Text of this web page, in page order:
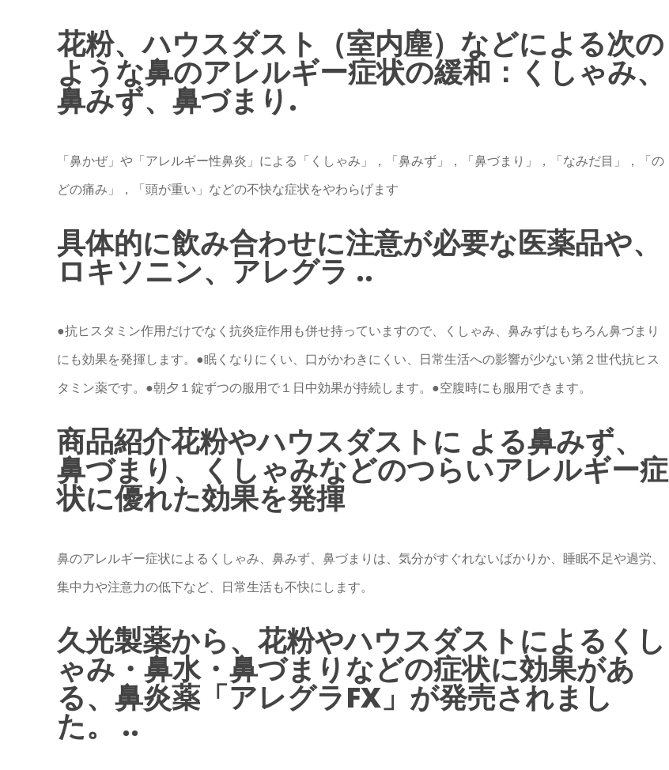
花粉、ハウスダスト（室内塵）などによる次の
ような鼻のアレルギー症状の緩和：くしゃみ、
鼻みず、鼻づまり.
「鼻かぜ」や「アレルギー性鼻炎」による「くしゃみ」，「鼻みず」，「鼻づまり」，「なみだ目」，「の
どの痛み」，「頭が重い」などの不快な症状をやわらげます
具体的に飲み合わせに注意が必要な医薬品や、
ロキソニン、アレグラ ..
●抗ヒスタミン作用だけでなく抗炎症作用も併せ持っていますので、くしゃみ、鼻みずはもちろん鼻づまり
にも効果を発揮します。●眠くなりにくい、口がかわきにくい、日常生活への影響が少ない第２世代抗ヒス
タミン薬です。●朝夕１錠ずつの服用で１日中効果が持続します。●空腹時にも服用できます。
商品紹介花粉やハウスダストに よる鼻みず、
鼻づまり、くしゃみなどのつらいアレルギー症
状に優れた効果を発揮
鼻のアレルギー症状によるくしゃみ、鼻みず、鼻づまりは、気分がすぐれないばかりか、睡眠不足や過労、
集中力や注意力の低下など、日常生活も不快にします。
久光製薬から、花粉やハウスダストによるくし
ゃみ・鼻水・鼻づまりなどの症状に効果があ
る、鼻炎薬「アレグラFX」が発売されまし
た。 ..